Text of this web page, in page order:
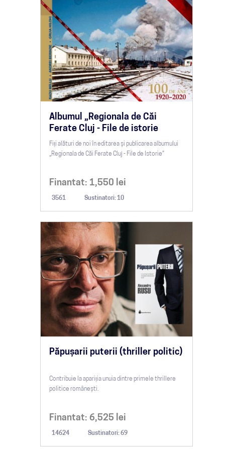
Albumul „Regionala de Căi
Ferate Cluj - File de istorie
Fiți alături de noi în editarea și publicarea albumului
„Regionala de Căi Ferate Cluj - File de Istorie”
Finantat: 1,550 lei
3561 Sustinatori: 10
Păpușarii puterii (thriller politic)
Contribuie la apariția unuia dintre primele thrillere
politice românești.
Finantat: 6,525 lei
14624 Sustinatori: 69